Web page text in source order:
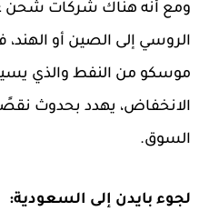
ومع أنه هناك شركات شحن
الروسي إلى الصين أو
موسكو من النفط والذي
الانخفاض، يهدد بحدوث
السوق.
لجوء بايدن إلى السعودية: